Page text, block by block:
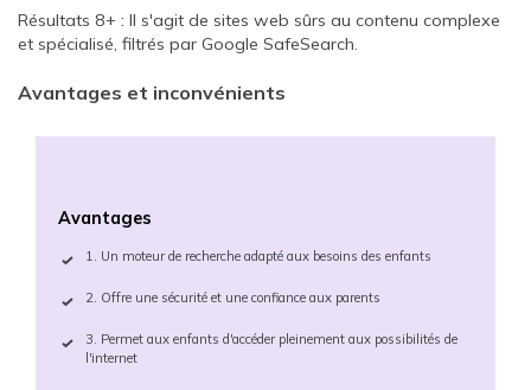
Résultats 8+ : Il s'agit de sites web sûrs au contenu complexe
et spécialisé, filtrés par Google SafeSearch.
Avantages et inconvénients
Avantages
1. Un moteur de recherche adapté aux besoins des enfants
2. Offre une sécurité et une confiance aux parents
3. Permet aux enfants d'accéder pleinement aux possibilités de
l'internet